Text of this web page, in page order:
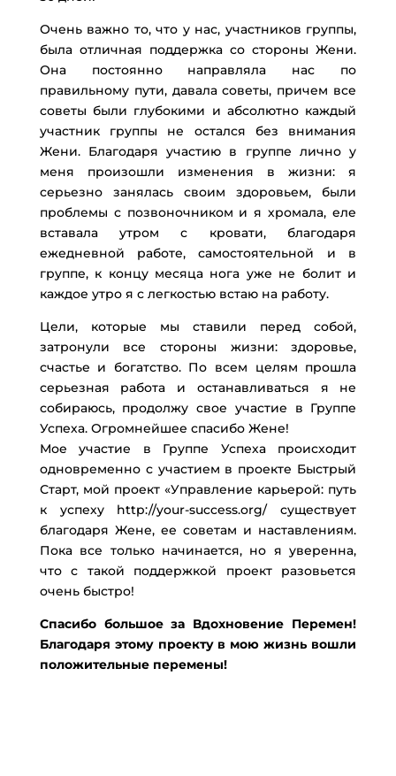
Очень важно то, что у нас, участников группы,
была отличная поддержка со стороны Жени.
Она постоянно направляла нас по
правильному пути, давала советы, причем все
советы были глубокими и абсолютно каждый
участник группы не остался без внимания
Жени. Благодаря участию в группе лично у
меня произошли изменения в жизни: я
серьезно занялась своим здоровьем, были
проблемы с позвоночником и я хромала, еле
вставала утром с кровати, благодаря
ежедневной работе, самостоятельной и в
группе, к концу месяца нога уже не болит и
каждое утро я с легкостью встаю на работу.
Цели, которые мы ставили перед собой,
затронули все стороны жизни: здоровье,
счастье и богатство. По всем целям прошла
серьезная работа и останавливаться я не
собираюсь, продолжу свое участие в Группе
Успеха. Огромнейшее спасибо Жене!
Мое участие в Группе Успеха происходит
одновременно с участием в проекте Быстрый
Старт, мой проект «Управление карьерой: путь
к успеху http://your-success.org/ существует
благодаря Жене, ее советам и наставлениям.
Пока все только начинается, но я уверенна,
что с такой поддержкой проект разовьется
очень быстро!
Спасибо большое за Вдохновение Перемен!
Благодаря этому проекту в мою жизнь вошли
положительные перемены!